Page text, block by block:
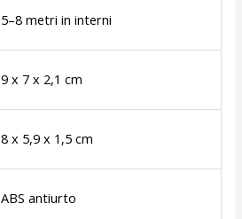
5–8 metri in interni
9 x 7 x 2,1 cm
8 x 5,9 x 1,5 cm
ABS antiurto